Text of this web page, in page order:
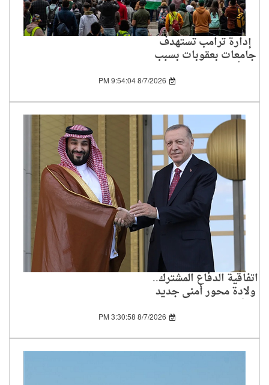
إدارة ترامب تستهدف
جامعات بعقوبات بسبب
تأييد الفلسطينيين
8/7/2026 9:54:04 PM
اتفاقية الدفاع المشترك..
ولادة محور أمني جديد
في العالم الإسلامي
8/7/2026 3:30:58 PM